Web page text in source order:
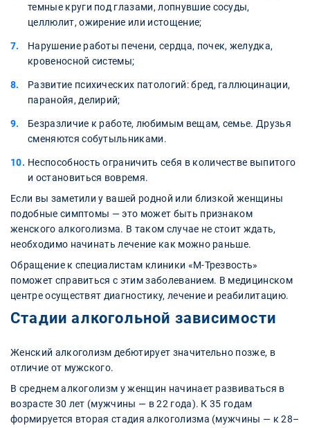
темные круги под глазами, лопнувшие сосуды,
целлюлит, ожирение или истощение;
Нарушение работы печени, сердца, почек, желудка,
кровеносной системы;
Развитие психических патологий: бред, галлюцинации,
паранойя, делирий;
Безразличие к работе, любимым вещам, семье. Друзья
сменяются собутыльниками.
Неспособность ограничить себя в количестве выпитого
и остановиться вовремя.
Если вы заметили у вашей родной или близкой женщины
подобные симптомы — это может быть признаком
женского алкоголизма. В таком случае не стоит ждать,
необходимо начинать лечение как можно раньше.
Обращение к специалистам клиники «М-Трезвость»
поможет справиться с этим заболеванием. В медицинском
центре осуществят диагностику, лечение и реабилитацию.
Стадии алкогольной зависимости
Женский алкоголизм дебютирует значительно позже, в
отличие от мужского.
В среднем алкоголизм у женщин начинает развиваться в
возрасте 30 лет (мужчины — в 22 года). К 35 годам
формируется вторая стадия алкоголизма (мужчины — к 28–